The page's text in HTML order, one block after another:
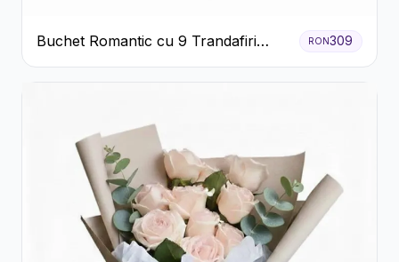
Buchet Romantic cu 9 Trandafiri
Roșii
RON309